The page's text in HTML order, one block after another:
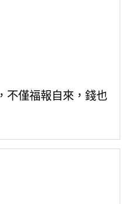
不僅福報自來，錢也